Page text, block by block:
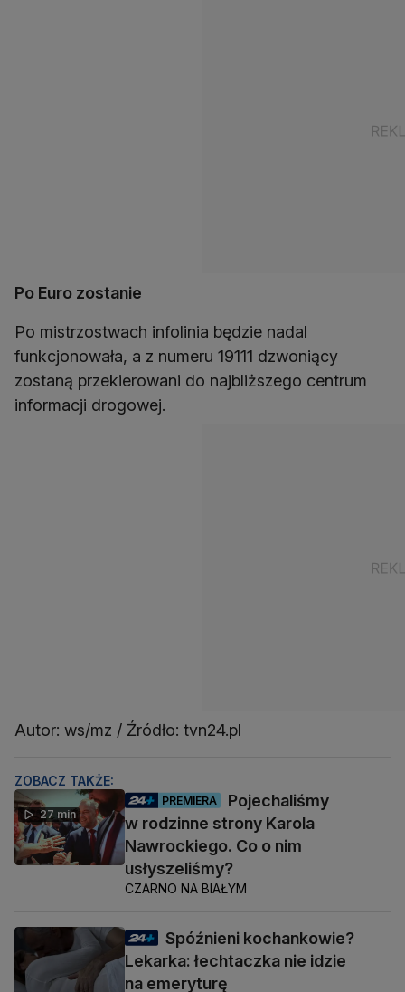
Po Euro zostanie
Po mistrzostwach infolinia będzie nadal
funkcjonowała, a z numeru 19111 dzwoniący
zostaną przekierowani do najbliższego centrum
informacji drogowej.
Autor: ws/mz / Źródło: tvn24.pl
ZOBACZ TAKŻE:
27 min
PREMIERA
Pojechaliśmy
w rodzinne strony Karola
Nawrockiego. Co o nim
usłyszeliśmy?
CZARNO NA BIAŁYM
Spóźnieni kochankowie?
Lekarka: łechtaczka nie idzie
na emeryturę